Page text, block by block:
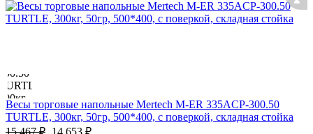
Весы торговые напольные Mertech M-ER 335ACP-300.50
TURTLE, 300кг, 50гр, 500*400, с поверкой, складная стойка
15 467 ₽ 14 653 ₽